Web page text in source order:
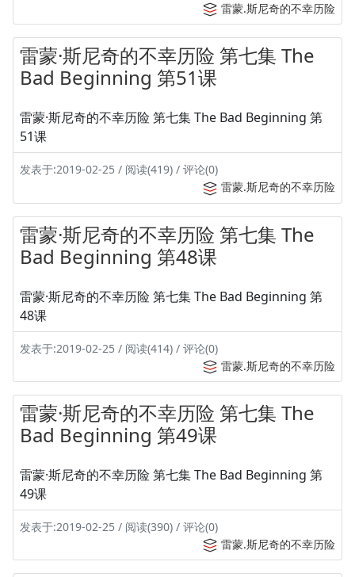
雷蒙.斯尼奇的不幸历险
雷蒙·斯尼奇的不幸历险 第七集 The
Bad Beginning 第51课
雷蒙·斯尼奇的不幸历险 第七集 The Bad Beginning 第
51课
发表于:2019-02-25 / 阅读(419) / 评论(0)
雷蒙.斯尼奇的不幸历险
雷蒙·斯尼奇的不幸历险 第七集 The
Bad Beginning 第48课
雷蒙·斯尼奇的不幸历险 第七集 The Bad Beginning 第
48课
发表于:2019-02-25 / 阅读(414) / 评论(0)
雷蒙.斯尼奇的不幸历险
雷蒙·斯尼奇的不幸历险 第七集 The
Bad Beginning 第49课
雷蒙·斯尼奇的不幸历险 第七集 The Bad Beginning 第
49课
发表于:2019-02-25 / 阅读(390) / 评论(0)
雷蒙.斯尼奇的不幸历险